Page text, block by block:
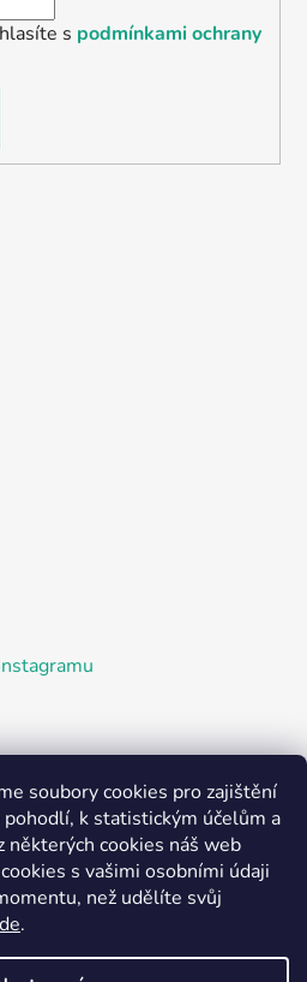
soubory cookies pro zajištění
k statistickým účelům a
některých cookies náš web
s vašimi osobními údaji
než udělíte svůj
.
s podmínkami ochrany
Barefoot Plzeň